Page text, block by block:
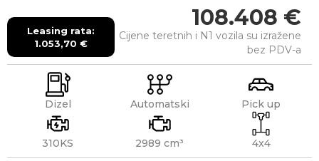
Leasing rata:
1.053,70 €
108.408 €
Cijene teretnih i N1 vozila su izražene
bez PDV-a
Dizel Automatski Pick up
310KS 2989 cm³ 4x4